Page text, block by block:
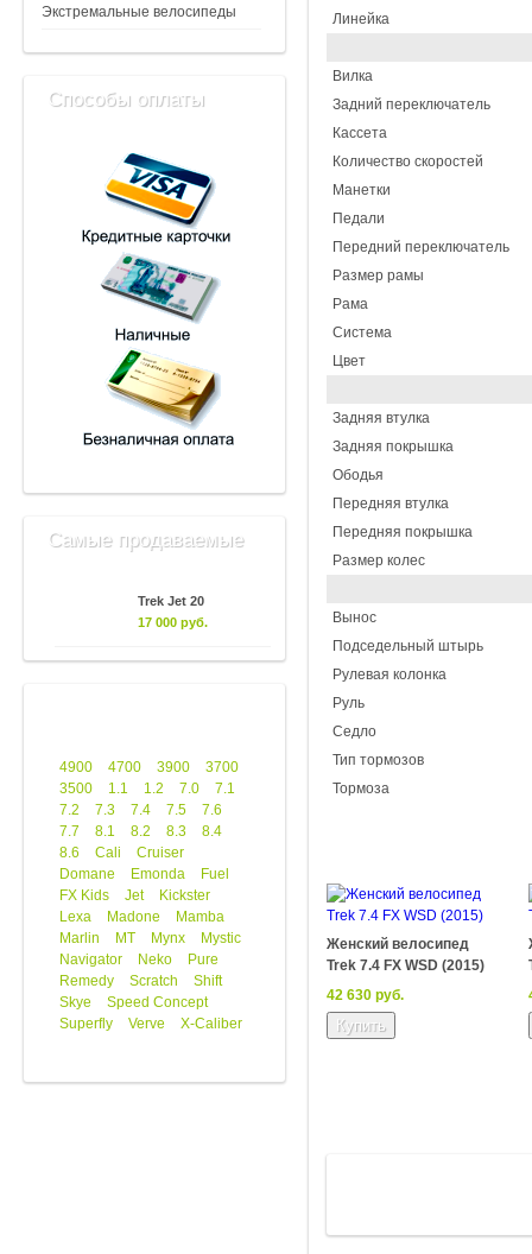
Экстремальные велосипеды
Способы оплаты
Самые продаваемые
Trek Jet 20
17 000 руб.
4900 4700 3900
3700
3500
1.1 1.2 7.0
7.1
7.2
7.3 7.4 7.5
7.6
7.7
8.1 8.2 8.3
8.4
8.6
Cali
Cruiser
Domane
Emonda
Fuel
FX Kids
Jet
Kickster
Lexa
Madone
Mamba
Marlin
MT Mynx
Mystic
Navigator
Neko
Pure
Remedy
Scratch
Shift
Skye
Speed Concept
Superfly
Verve X-Caliber
Линейка
Вилка
Задний переключатель
Кассета
Количество скоростей
Манетки
Педали
Передний переключатель
Размер рамы
Рама
Система
Цвет
Задняя втулка
Задняя покрышка
Ободья
Передняя втулка
Передняя покрышка
Размер колес
Вынос
Подседельный штырь
Рулевая колонка
Руль
Седло
Тип тормозов
Тормоза
Женский велосипед
Trek 7.4 FX WSD (2015)
42 630 руб.